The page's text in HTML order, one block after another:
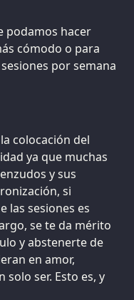
podamos hacer
cómodo o para
por semana
colocación del
ya que muchas
y sus
si
las sesiones es
se te da mérito
y abstenerte de
en amor,
ser. Esto es, y